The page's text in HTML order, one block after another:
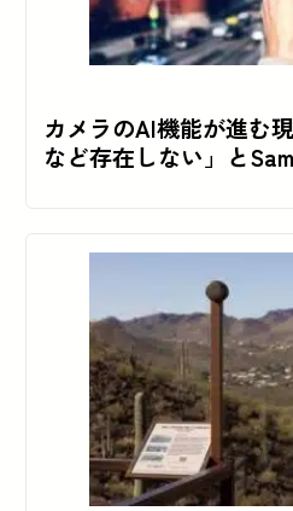
カメラのAI機能が進む
など存在しない」と